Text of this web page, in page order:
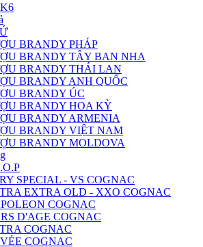
BRANDY PHÁP
BRANDY TÂY BAN NHA
BRANDY THÁI LAN
BRANDY ANH QUỐC
BRANDY ÚC
BRANDY HOA KỲ
BRANDY ARMENIA
BRANDY VIỆT NAM
BRANDY MOLDOVA
SPECIAL - VS COGNAC
EXTRA OLD - XXO COGNAC
COGNAC
D'AGE COGNAC
COGNAC
COGNAC